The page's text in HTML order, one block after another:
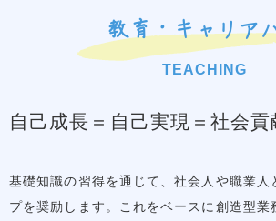
教育・キャリア
TEACHING
自己成長＝自己実現＝社会貢
基礎知識の習得を通じて、社会人や職業人
プを奨励します。これをベースに創造型業